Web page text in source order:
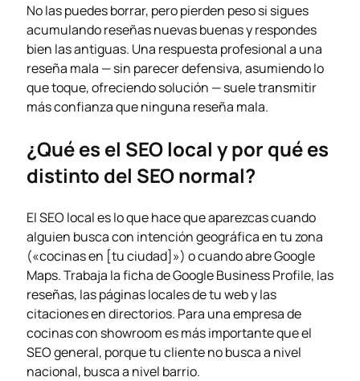
No las puedes borrar, pero pierden peso si sigues
acumulando reseñas nuevas buenas y respondes
bien las antiguas. Una respuesta profesional a una
reseña mala — sin parecer defensiva, asumiendo lo
que toque, ofreciendo solución — suele transmitir
más confianza que ninguna reseña mala.
¿Qué es el SEO local y por qué es
distinto del SEO normal?
El SEO local es lo que hace que aparezcas cuando
alguien busca con intención geográfica en tu zona
(«cocinas en [tu ciudad]») o cuando abre Google
Maps. Trabaja la ficha de Google Business Profile, las
reseñas, las páginas locales de tu web y las
citaciones en directorios. Para una empresa de
cocinas con showroom es más importante que el
SEO general, porque tu cliente no busca a nivel
nacional, busca a nivel barrio.